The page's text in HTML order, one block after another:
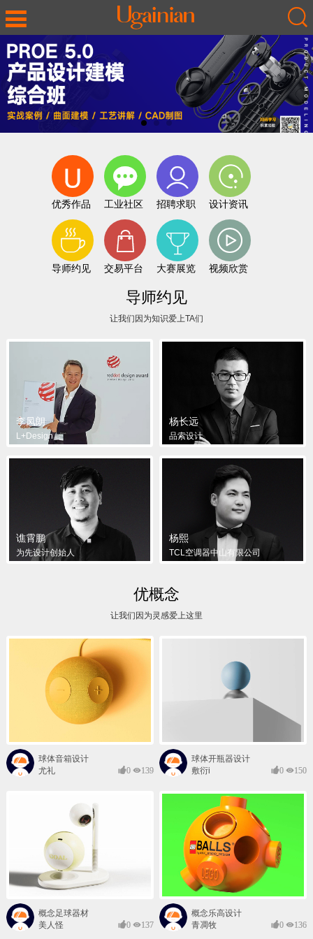
优秀作品 工业社区 招聘求职 设计资讯
导师约见 交易平台 大赛展览 视频欣赏
导师约见
让我们因为知识爱上TA们
李凤朗
L+Design
杨长远
品索设计
谯霄鹏
为先设计创始人
杨熙
TCL空调器中山有限公司
优概念
让我们因为灵感爱上这里
球体音箱设计
尤礼
0 139
球体开瓶器设计
敷衍i
0 150
概念足球器材
美人怪
0 137
概念乐高设计
青凋牧
0 136